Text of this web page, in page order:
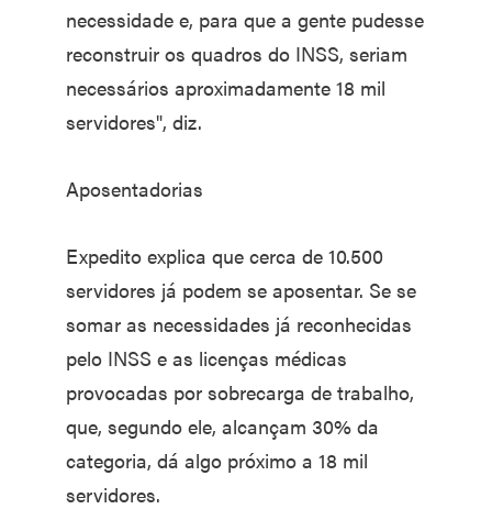
necessidade e, para que a gente pudesse
reconstruir os quadros do INSS, seriam
necessários aproximadamente 18 mil
servidores", diz.
Aposentadorias
Expedito explica que cerca de 10.500
servidores já podem se aposentar. Se se
somar as necessidades já reconhecidas
pelo INSS e as licenças médicas
provocadas por sobrecarga de trabalho,
que, segundo ele, alcançam 30% da
categoria, dá algo próximo a 18 mil
servidores.